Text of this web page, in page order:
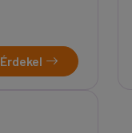
Érdekel